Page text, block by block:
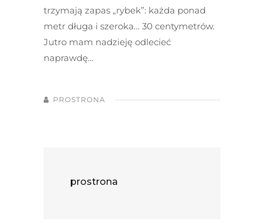
trzymają zapas „rybek”: każda ponad
metr długa i szeroka… 30 centymetrów.
Jutro mam nadzieję odlecieć
naprawdę…
PROSTRONA
prostrona